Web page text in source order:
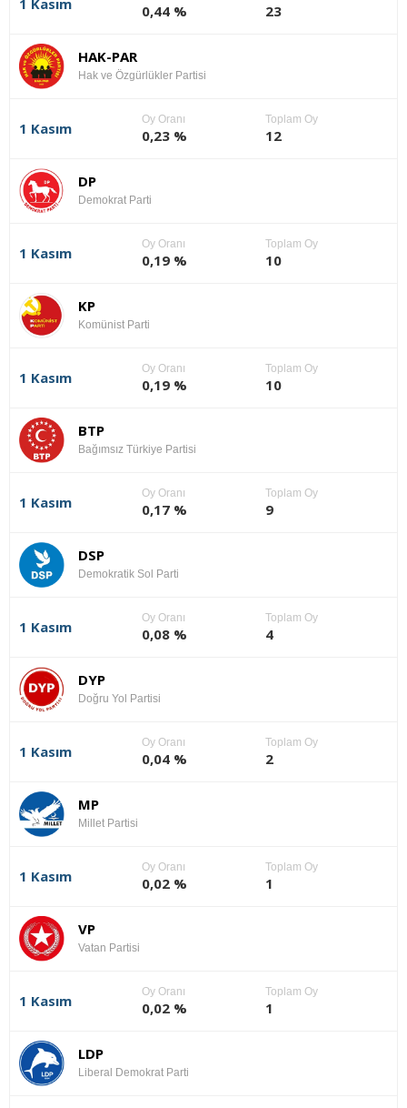
1 Kasım 0,44 % 23
HAK-PAR
Hak ve Özgürlükler Partisi
1 Kasım
Oy Oranı
0,23 %
Toplam Oy
12
DP
Demokrat Parti
1 Kasım
Oy Oranı
0,19 %
Toplam Oy
10
KP
Komünist Parti
1 Kasım
Oy Oranı
0,19 %
Toplam Oy
10
BTP
Bağımsız Türkiye Partisi
1 Kasım
Oy Oranı
0,17 %
Toplam Oy
9
DSP
Demokratik Sol Parti
1 Kasım
Oy Oranı
0,08 %
Toplam Oy
4
DYP
Doğru Yol Partisi
1 Kasım
Oy Oranı
0,04 %
Toplam Oy
2
MP
Millet Partisi
1 Kasım
Oy Oranı
0,02 %
Toplam Oy
1
VP
Vatan Partisi
1 Kasım
Oy Oranı
0,02 %
Toplam Oy
1
LDP
Liberal Demokrat Parti